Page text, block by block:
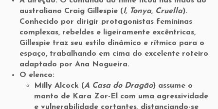
australiano Craig Gillespie (I, Tonya, Cruella).
Conhecido por dirigir protagonistas femininas
complexas, rebeldes e ligeiramente excêntricas,
Gillespie traz seu estilo dinâmico e rítmico para o
espaço, trabalhando em cima do excelente roteiro
adaptado por Ana Nogueira.
O elenco:
Milly Alcock (A Casa do Dragão) assume o
manto de Kara Zor-El com uma agressividade
e vulnerabilidade cortantes, distanciando-se